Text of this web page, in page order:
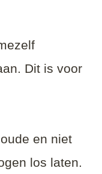
Dit is voor
en niet
los laten.